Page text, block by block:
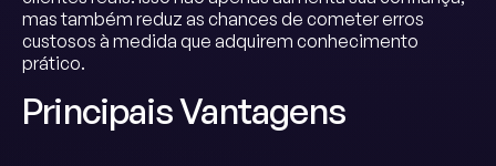
mas também reduz as chances de cometer erros
custosos à medida que adquirem conhecimento
prático.
Principais Vantagens